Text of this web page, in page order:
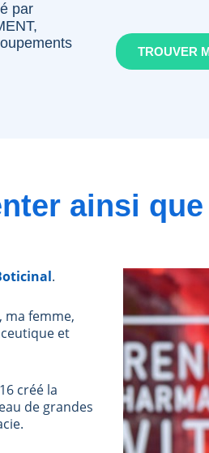
par
TROUVER
ainsi
.
ma femme,
et
créé la
de grandes